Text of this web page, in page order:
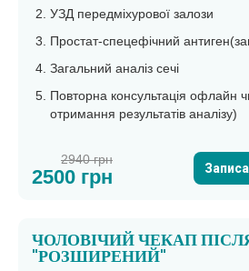
УЗД передміхурової залози
Простат-спецефічний
Загальний аналіз сечі
Повторна консультація офлайн
отримання результатів аналізу)
2940 грн
2500 грн
ЧОЛОВІЧИЙ ЧЕКАП
"РОЗШИРЕНИЙ"